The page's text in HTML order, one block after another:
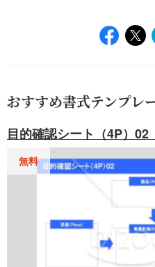
おすすめ書式テンプレ
目的確認シート（4P）02
無料